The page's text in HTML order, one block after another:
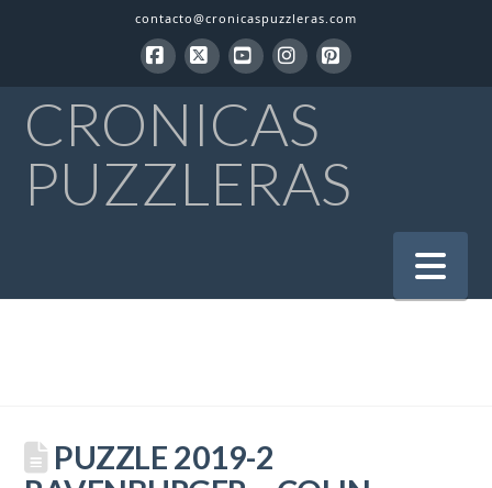
contacto@cronicaspuzzleras.com
CRONICAS
PUZZLERAS
PUZZLE 2019-2